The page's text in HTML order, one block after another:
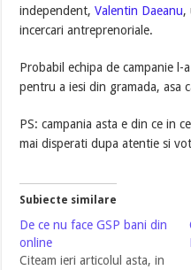
independent,Valentin Daeanu,
incercari antreprenoriale.
Probabil echipa de campanie
pentru a iesi din gramada, asa
PS: campania asta e din ce in
mai disperati dupa atentie si
Subiecte similare
De ce nu face GSP bani din
online
Citeam ieri articolul asta, in